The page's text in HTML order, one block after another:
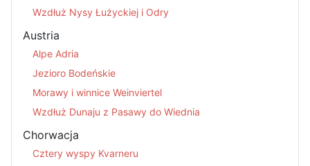
Wzdłuż Nysy Łużyckiej i Odry
Austria
Alpe Adria
Jezioro Bodeńskie
Morawy i winnice Weinviertel
Wzdłuż Dunaju z Pasawy do Wiednia
Chorwacja
Cztery wyspy Kvarneru